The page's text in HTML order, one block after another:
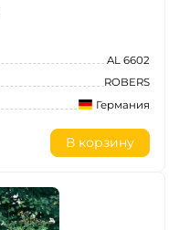
AL 6602
ROBERS
Германия
В корзину